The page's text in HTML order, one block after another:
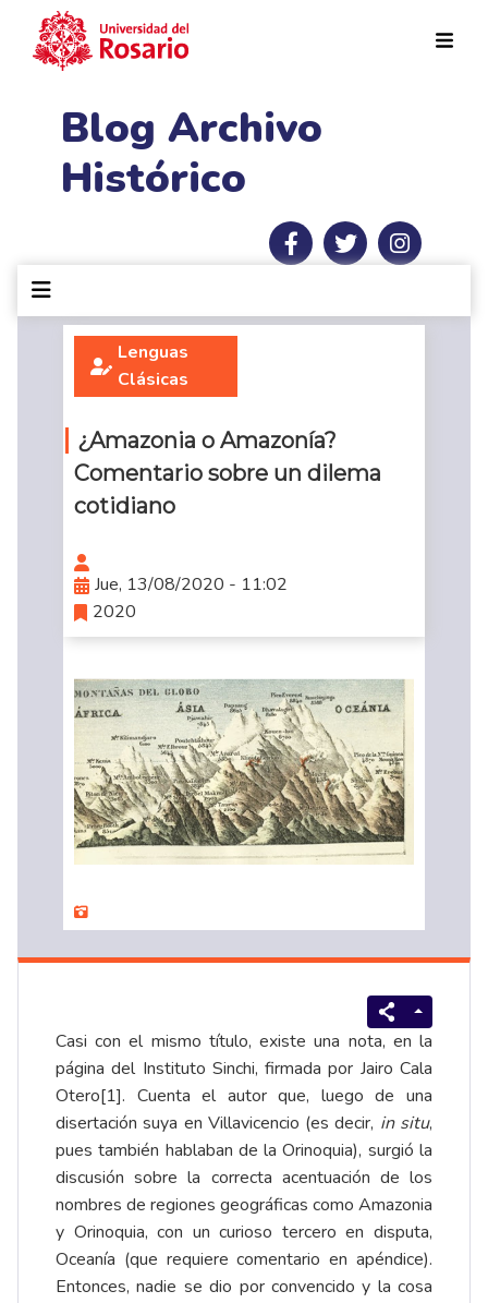
Blog Archivo
Histórico
Lenguas
Clásicas
¿Amazonia o Amazonía?
Comentario sobre un dilema
cotidiano
Jue, 13/08/2020 - 11:02
2020
Casi con el mismo título, existe una nota, en la
página del Instituto Sinchi, firmada por Jairo Cala
Otero[1]. Cuenta el autor que, luego de una
disertación suya en Villavicencio (es decir, in situ,
pues también hablaban de la Orinoquia), surgió la
discusión sobre la correcta acentuación de los
nombres de regiones geográficas como Amazonia
y Orinoquia, con un curioso tercero en disputa,
Oceanía (que requiere comentario en apéndice).
Entonces, nadie se dio por convencido y la cosa